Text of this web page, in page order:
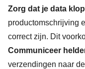
Zorg dat je data
productomschrijving
correct zijn. Dit
Communiceer
verzendingen naar